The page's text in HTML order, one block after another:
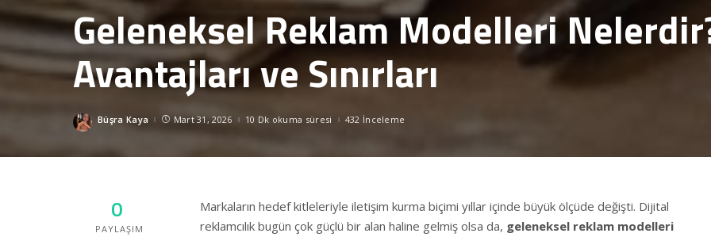
Geleneksel Reklam Modelleri
Avantajları ve Sınırları
Posted
Büşra Kaya Mart 31, 2026 10 Dk okuma süresi 432 İnceleme
0
PAYLAŞIM
Markaların hedef kitleleriyle iletişim kurma biçimi yıllar içinde büyük ölçüde değişti. Dijital
reklamcılık bugün çok güçlü bir alan haline gelmiş olsa da, geleneksel reklam modelleri